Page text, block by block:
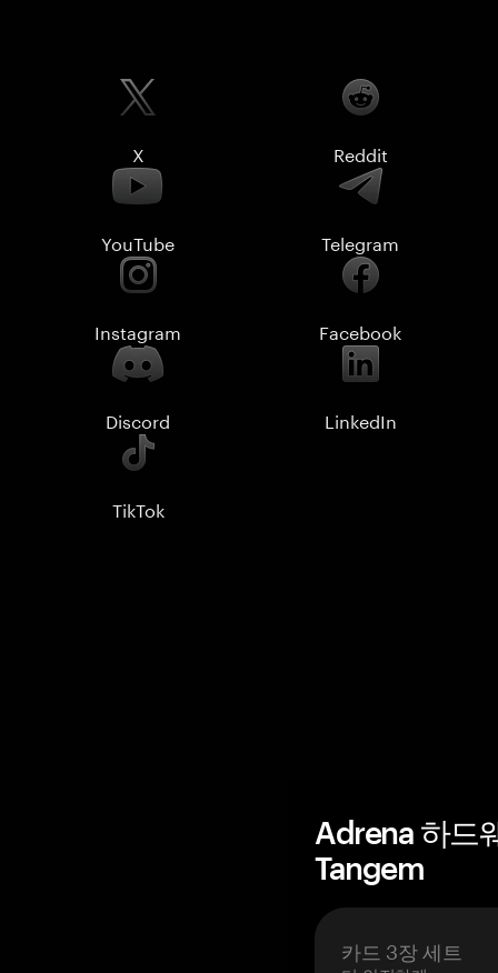
X Reddit
YouTube Telegram
Instagram Facebook
Discord LinkedIn
TikTok
Adrena 하드
Tangem
카드 3장 세트